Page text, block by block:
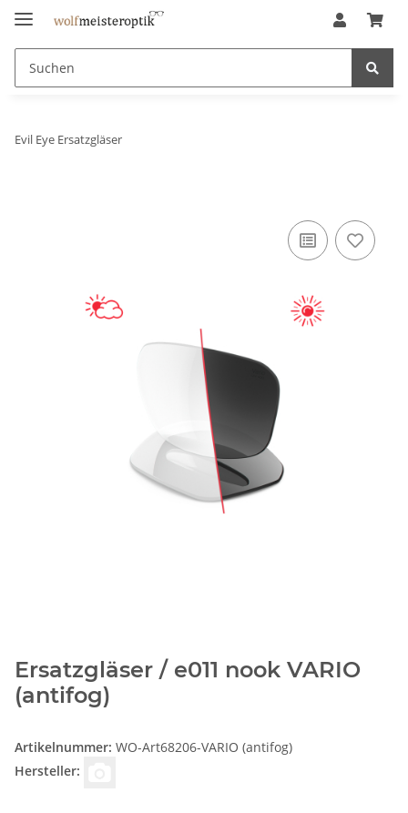
Evil Eye Ersatzgläser
Ersatzgläser / e011 nook VARIO
(antifog)
Artikelnummer: WO-Art68206-VARIO (antifog)
Hersteller: